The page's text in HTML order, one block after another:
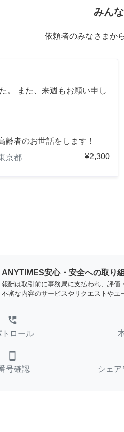
みん
依頼者のみなさまか
。 また、来週もお願い申し
齢者のお世話をします！
京都
¥2,300
ANYTIMES安心・安全への取り
報酬は取引前に事務局に支払われ、評
不審な内容のサービスやリクエストやユ
perm_phone_msg
トロール
smartphone
号確認 シェ